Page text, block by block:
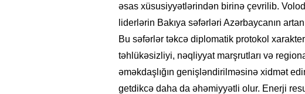
əsas xüsusiyyətlərindən birinə çevrilib.
liderlərin Bakıya səfərləri Azərbaycanın
Bu səfərlər təkcə diplomatik protokol
təhlükəsizliyi, nəqliyyat marşrutları və
əməkdaşlığın genişləndirilməsinə xidmət
getdikcə daha da əhəmiyyətli olur. Enerji